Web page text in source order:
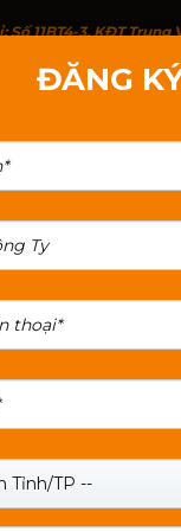
Số 11BT4-3, KĐT
NGUỒN
ĐĂNG
Tỉnh/TP --